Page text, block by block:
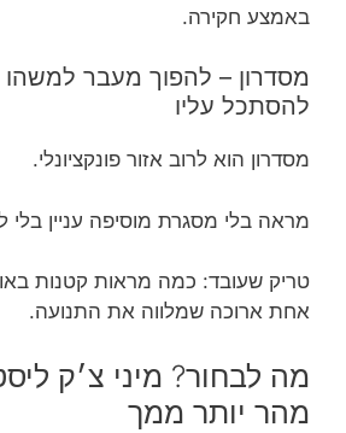
באמצע חקירה.
מסדרון – להפוך מעבר למשהו
להסתכל עליו
מסדרון הוא לרוב אזור פונקציונלי.
מראה בלי מסגרת מוסיפה עניין בלי
טריק שעובד: כמה מראות קטנות
אחת ארוכה שמלווה את התנועה.
מה לבחור? מיני צ׳ק
מהר יותר ממך